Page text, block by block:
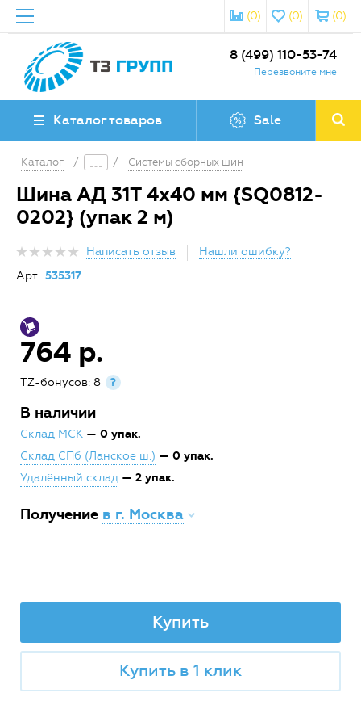
(0)
(0)
(0)
8 (499) 110-53-74
Перезвоните мне
Каталог товаров Sale
Каталог / / Системы сборных шин
Шина АД 31Т 4х40 мм {SQ0812-
0202} (упак 2 м)
Написать отзыв
Нашли ошибку?
Арт.: 535317
764 р.
TZ-бонусов: 8 ?
В наличии
Склад МСК — 0 упак.
Склад СПб (Ланское ш.) — 0 упак.
Удалённый склад — 2 упак.
Получение в г. Москва
Купить
Купить в 1 клик